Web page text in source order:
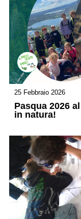
25 Febbraio 2026
Pasqua 2026
in natura!